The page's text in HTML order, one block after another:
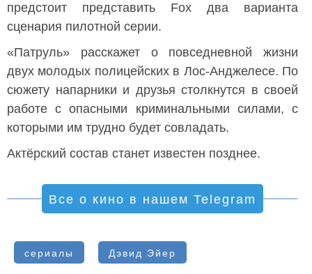
предстоит представить Fox два варианта
сценария пилотной серии.
«Патруль» расскажет о повседневной жизни
двух молодых полицейских в Лос-Анджелесе. По
сюжету напарники и друзья столкнутся в своей
работе с опасными криминальными силами, с
которыми им трудно будет совладать.
Актёрский состав станет известен позднее.
Все о кино в нашем Telegram
сериалы Дэвид Эйер